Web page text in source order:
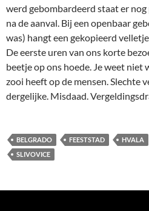
werd gebombardeerd staat er
na de aanval. Bij een openbaar
was) hangt een gekopieerd
De eerste uren van ons korte
beetje op ons hoede. Je weet niet
zooi heeft op de mensen. Slechte
dergelijke. Misdaad.
BELGRADO FEESTSTAD HVALA
SLIVOVICE